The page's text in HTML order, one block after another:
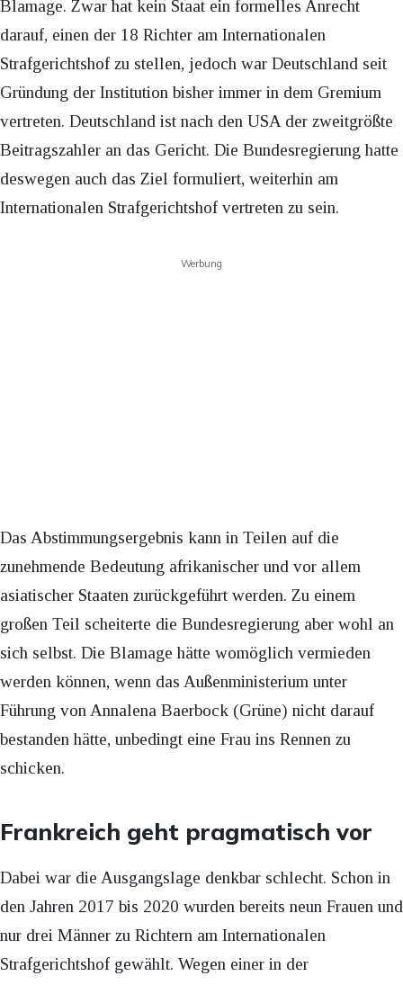
Blamage. Zwar hat kein Staat ein formelles Anrecht
darauf, einen der 18 Richter am Internationalen
Strafgerichtshof zu stellen, jedoch war Deutschland seit
Gründung der Institution bisher immer in dem Gremium
vertreten. Deutschland ist nach den USA der zweitgrößte
Beitragszahler an das Gericht. Die Bundesregierung hatte
deswegen auch das Ziel formuliert, weiterhin am
Internationalen Strafgerichtshof vertreten zu sein.
Werbung
Das Abstimmungsergebnis kann in Teilen auf die
zunehmende Bedeutung afrikanischer und vor allem
asiatischer Staaten zurückgeführt werden. Zu einem
großen Teil scheiterte die Bundesregierung aber wohl an
sich selbst. Die Blamage hätte womöglich vermieden
werden können, wenn das Außenministerium unter
Führung von Annalena Baerbock (Grüne) nicht darauf
bestanden hätte, unbedingt eine Frau ins Rennen zu
schicken.
Frankreich geht pragmatisch vor
Dabei war die Ausgangslage denkbar schlecht. Schon in
den Jahren 2017 bis 2020 wurden bereits neun Frauen und
nur drei Männer zu Richtern am Internationalen
Strafgerichtshof gewählt. Wegen einer in der